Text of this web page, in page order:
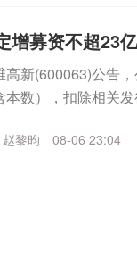
增募资不超23
高新(600063)公告
本数），扣除相关
赵黎昀 08-06 23:04